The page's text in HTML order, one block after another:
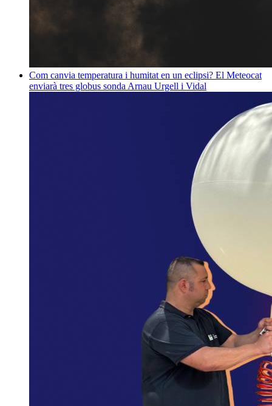
Com canvia temperatura i humitat en un eclipsi? El Meteocat
enviarà tres globus sonda Arnau Urgell i Vidal